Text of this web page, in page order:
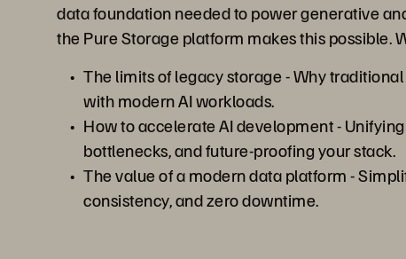
data foundation needed to power generative
the Pure Storage platform makes this possible.
The limits of legacy storage - Why traditional
with modern AI workloads.
How to accelerate AI development -
bottlenecks, and future-proofing your stack.
The value of a modern data platform -
consistency, and zero downtime.